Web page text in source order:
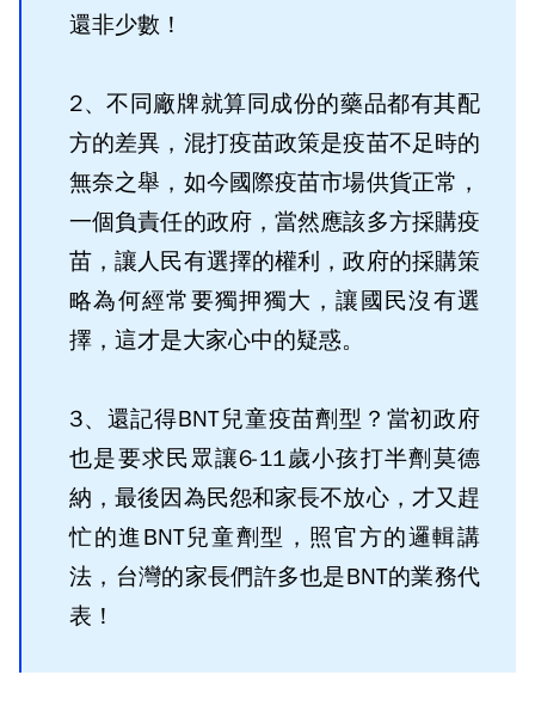
還非少數！
2、不同廠牌就算同成份的藥品都有其配
方的差異，混打疫苗政策是疫苗不足時的
無奈之舉，如今國際疫苗市場供貨正常，
一個負責任的政府，當然應該多方採購疫
苗，讓人民有選擇的權利，政府的採購策
略為何經常要獨押獨大，讓國民沒有選
擇，這才是大家心中的疑惑。
3、還記得BNT兒童疫苗劑型？當初政府
也是要求民眾讓6-11歲小孩打半劑莫德
納，最後因為民怨和家長不放心，才又趕
忙的進BNT兒童劑型，照官方的邏輯講
法，台灣的家長們許多也是BNT的業務代
表！